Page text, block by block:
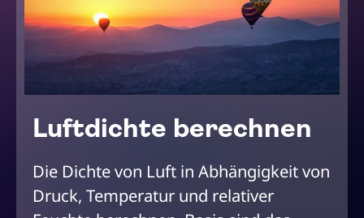
Luftdichte berechnen
Die Dichte von Luft in Abhängigkeit von
Druck, Temperatur und relativer